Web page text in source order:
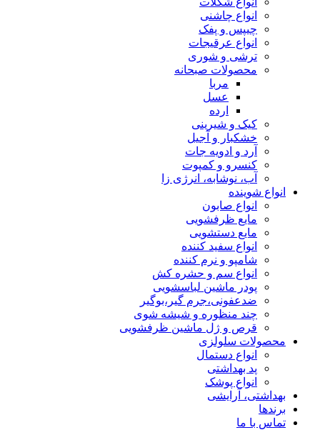
انواع چاشنی
چیپس و پفک
انواع عرقیجات
ترشی و شوری
محصولات صبحانه
مربا
عسل
ارده
کیک و شیرینی
خشکبار و آجیل
آرد و ادویه جات
کنسرو و کمپوت
آب، نوشابه، انرژی زا
انواع شوینده
انواع صابون
مایع ظرفشویی
مایع دستشویی
انواع سفید کننده
شامپو و نرم کننده
انواع سم و حشره کش
پودر ماشین لباسشویی
ضدعفونی،جرم گیر،بوگیر
چند منظوره و شیشه شوی
قرص و ژل ماشین ظرفشویی
محصولات سلولزی
انواع دستمال
پد بهداشتی
انواع پوشک
بهداشتی، آرایشی
برندها
تماس با ما